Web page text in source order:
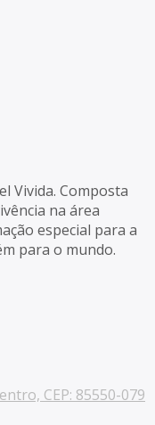
Vivida. Composta
na área
especial para a
para o mundo.
CEP: 85550-079